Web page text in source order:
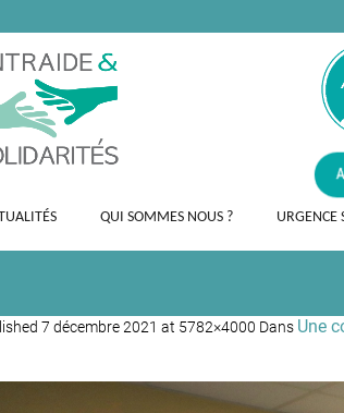
QUI SOMMES NOUS ? URGENCE
7 décembre 2021 at 5782×4000 Dans Une